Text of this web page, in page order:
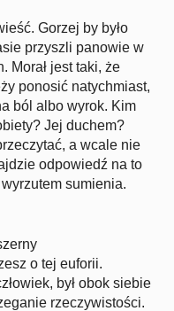
Gorzej by było
przyszli panowie w
Morał jest taki, że
ponosić natychmiast,
ból albo wyrok. Kim
Jej duchem?
a wcale nie
odpowiedź na to
sumienia.
o tej euforii.
był obok siebie
rzeczywistości.